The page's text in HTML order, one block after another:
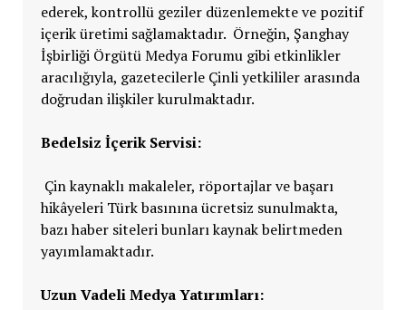
ederek, kontrollü geziler düzenlemekte ve pozitif
içerik üretimi sağlamaktadır. Örneğin, Şanghay
İşbirliği Örgütü Medya Forumu gibi etkinlikler
aracılığıyla, gazetecilerle Çinli yetkililer arasında
doğrudan ilişkiler kurulmaktadır.
Bedelsiz İçerik Servisi:
Çin kaynaklı makaleler, röportajlar ve başarı
hikâyeleri Türk basınına ücretsiz sunulmakta,
bazı haber siteleri bunları kaynak belirtmeden
yayımlamaktadır.
Uzun Vadeli Medya Yatırımları: